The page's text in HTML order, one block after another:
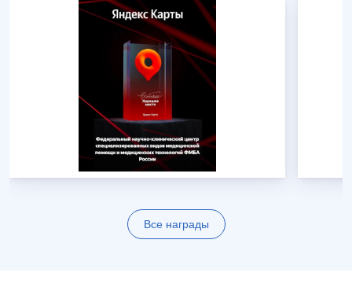
Все награды